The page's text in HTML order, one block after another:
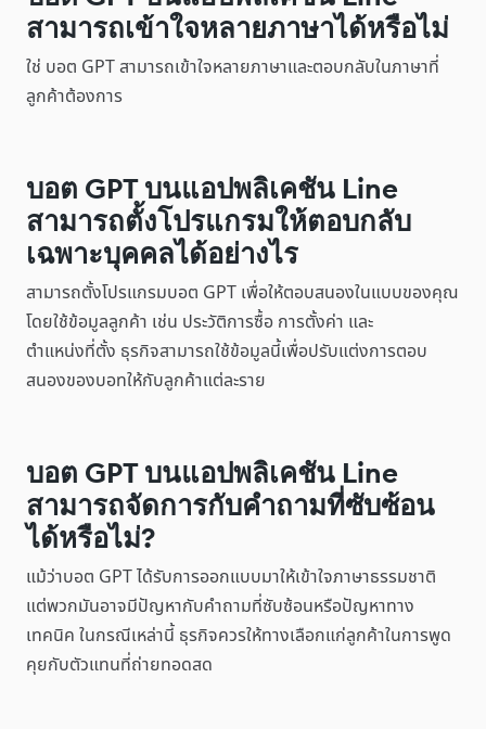
สามารถเข้าใจหลายภาษาได้หรือไม่
ใช่ บอต GPT สามารถเข้าใจหลายภาษาและตอบกลับในภาษาที่
ลูกค้าต้องการ
บอต GPT บนแอปพลิเคชัน Line
สามารถตั้งโปรแกรมให้ตอบกลับ
เฉพาะบุคคลได้อย่างไร
สามารถตั้งโปรแกรมบอต GPT เพื่อให้ตอบสนองในแบบของคุณ
โดยใช้ข้อมูลลูกค้า เช่น ประวัติการซื้อ การตั้งค่า และ
ตำแหน่งที่ตั้ง ธุรกิจสามารถใช้ข้อมูลนี้เพื่อปรับแต่งการตอบ
สนองของบอทให้กับลูกค้าแต่ละราย
บอต GPT บนแอปพลิเคชัน Line
สามารถจัดการกับคำถามที่ซับซ้อน
ได้หรือไม่?
แม้ว่าบอต GPT ได้รับการออกแบบมาให้เข้าใจภาษาธรรมชาติ
แต่พวกมันอาจมีปัญหากับคำถามที่ซับซ้อนหรือปัญหาทาง
เทคนิค ในกรณีเหล่านี้ ธุรกิจควรให้ทางเลือกแก่ลูกค้าในการพูด
คุยกับตัวแทนที่ถ่ายทอดสด